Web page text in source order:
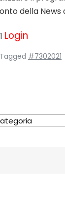
della News
Login
Tagged #7302021